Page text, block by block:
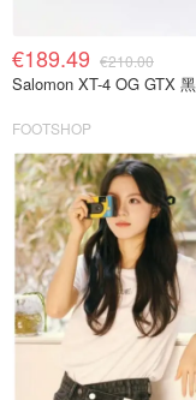
€189.49 €210.00
Salomon XT-4 OG GTX
FOOTSHOP